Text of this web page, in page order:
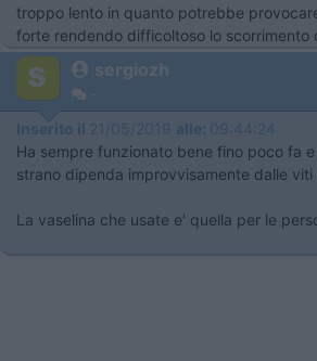
troppo lento in quanto potrebbe
forte rendendo difficoltoso lo scorrimento
sergiozh
Inserito il 21/05/2019 alle: 09:44:24
Ha sempre funzionato bene fino poco fa
strano dipenda improvvisamente dalle viti
La vaselina che usate e' quella per le